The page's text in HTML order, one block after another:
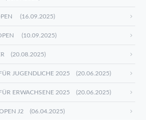
(16.09.2025)
(10.09.2025)
(20.08.2025)
JUGENDLICHE 2025 (20.06.2025)
ERWACHSENE 2025 (20.06.2025)
J2 (06.04.2025)